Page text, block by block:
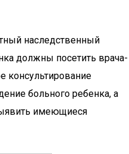
наследственный
должны посетить врача-
консультирование
больного ребенка, а
имеющиеся